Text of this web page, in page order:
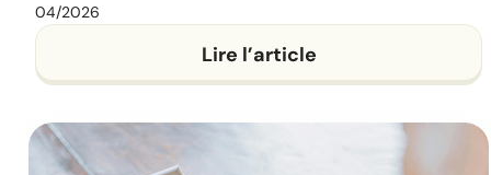
04/2026
Lire l’article